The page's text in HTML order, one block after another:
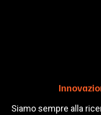
Siamo sempre alla